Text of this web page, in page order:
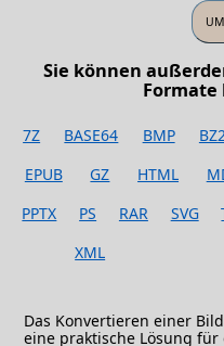
Sie können
7Z BASE64 BMP
EPUB
GZ HTML
PPTX
PS RAR SVG
XML
Das Konvertieren einer
eine praktische Lösung